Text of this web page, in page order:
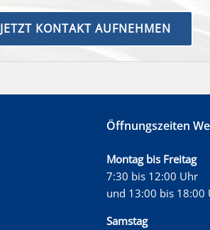
JETZT KONTAKT AUFNEHMEN
Öffnungszeiten
Montag bis Freitag
7:30 bis 12:00 Uhr
und 13:00 bis 18:00
Samstag